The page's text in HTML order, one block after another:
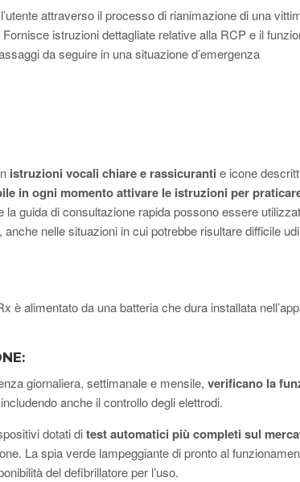
attraverso il processo di rianimazione di una
istruzioni dettagliate relative alla RCP e il
da seguire in una situazione d’emergenza
istruzioni vocali chiare e rassicuranti e icone
in ogni momento attivare le istruzioni per
la guida di consultazione rapida possono essere
nelle situazioni in cui potrebbe risultare difficile
è alimentato da una batteria che dura installata
giornaliera, settimanale e mensile, verificano la
anche il controllo degli elettrodi.
dotati ditest automatici più completi sul
La spia verde lampeggiante di pronto al
del defibrillatore per l’uso.